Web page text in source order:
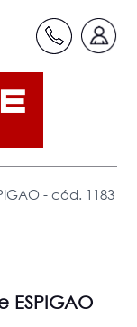
- cód. 1183
ESPIGAO